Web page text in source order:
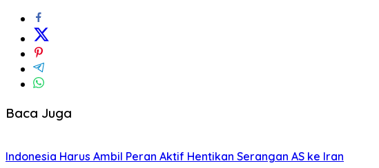
Baca Juga
Indonesia Harus Ambil Peran Aktif Hentikan Serangan AS ke Iran